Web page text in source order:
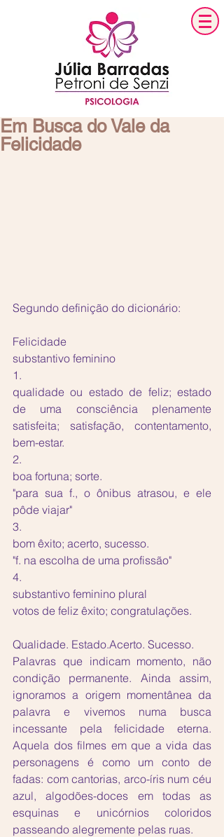
Em Busca do Vale da
Felicidade
Segundo definição do dicionário:
Felicidade
substantivo feminino
1.
qualidade ou estado de feliz; estado
de uma consciência plenamente
satisfeita; satisfação, contentamento,
bem-estar.
2.
boa fortuna; sorte.
"para sua f., o ônibus atrasou, e ele
pôde viajar"
3.
bom êxito; acerto, sucesso.
"f. na escolha de uma profissão"
4.
substantivo feminino plural
votos de feliz êxito; congratulações.
Qualidade. Estado.Acerto. Sucesso.
Palavras que indicam momento, não
condição permanente. Ainda assim,
ignoramos a origem momentânea da
palavra e vivemos numa busca
incessante pela felicidade eterna.
Aquela dos filmes em que a vida das
personagens é como um conto de
fadas: com cantorias, arco-íris num céu
azul, algodões-doces em todas as
esquinas e unicórnios coloridos
passeando alegremente pelas ruas.